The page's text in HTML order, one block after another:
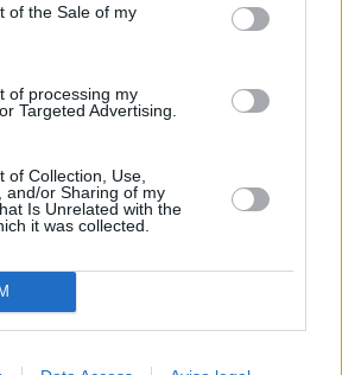
de nuevo en este sitio web o
de privacidad.
of the Sale of my
of processing my
Targeted Advertising.
of Collection, Use,
and/or Sharing of my
Is Unrelated with the
it was collected.